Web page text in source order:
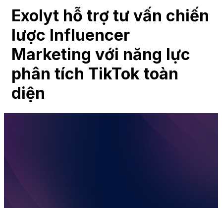
Exolyt hỗ trợ tư vấn chiến
lược Influencer
Marketing với năng lực
phân tích TikTok toàn
diện